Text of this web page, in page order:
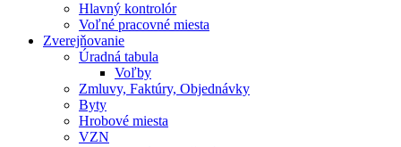
Hlavný kontrolór
Voľné pracovné miesta
Zverejňovanie
Úradná tabula
Voľby
Zmluvy, Faktúry, Objednávky
Byty
Hrobové miesta
VZN